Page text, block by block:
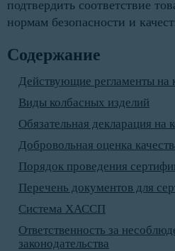
подтвердить соответствие
нормам безопасности и
Содержание
Действующие регламенты на
Виды колбасных изделий
Обязательная декларация на
Добровольная оценка
Порядок проведения
Перечень документов для
Система ХАССП
Ответственность за
законодательства